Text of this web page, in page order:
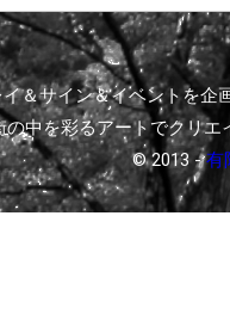
＆サイン＆イベントを企
の中を彩るアートでクリ
© 2013 -有